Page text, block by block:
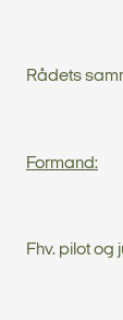
Rådets
Formand:
Fhv. pilot og